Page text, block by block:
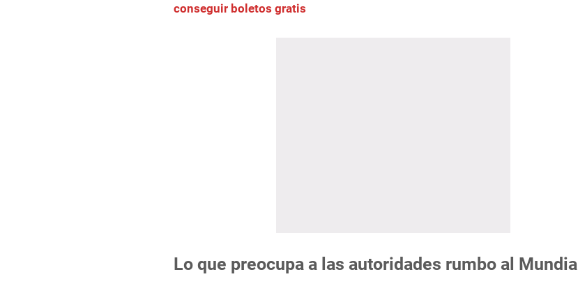
conseguir boletos gratis
Lo que preocupa a las autoridades rumbo al Mundial